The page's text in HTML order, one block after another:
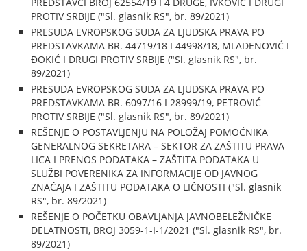
PROTIV SRBIJE ("Sl. glasnik RS", br. 89/2021)
PRESUDA EVROPSKOG SUDA ZA LJUDSKA PRAVA PO
PREDSTAVKAMA BR. 44719/18 I 44998/18, MLADENOVIĆ I
ĐOKIĆ I DRUGI PROTIV SRBIJE ("Sl. glasnik RS", br.
89/2021)
PRESUDA EVROPSKOG SUDA ZA LJUDSKA PRAVA PO
PREDSTAVKAMA BR. 6097/16 I 28999/19, PETROVIĆ
PROTIV SRBIJE ("Sl. glasnik RS", br. 89/2021)
REŠENJE O POSTAVLJENJU NA POLOŽAJ POMOĆNIKA
GENERALNOG SEKRETARA – SEKTOR ZA ZAŠTITU PRAVA
LICA I PRENOS PODATAKA – ZAŠTITA PODATAKA U
SLUŽBI POVERENIKA ZA INFORMACIJE OD JAVNOG
ZNAČAJA I ZAŠTITU PODATAKA O LIČNOSTI ("Sl. glasnik
RS", br. 89/2021)
REŠENJE O POČETKU OBAVLJANJA JAVNOBELEŽNIČKE
DELATNOSTI, BROJ 3059-1-I-1/2021 ("Sl. glasnik RS", br.
89/2021)